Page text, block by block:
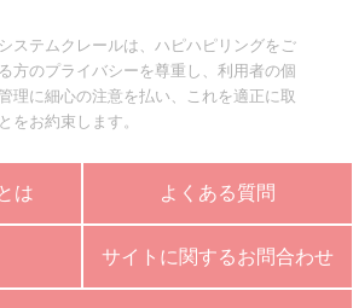
ステムクレールは、ハピハピリングをご
方のプライバシーを尊重し、利用者の個
理に細心の注意を払い、これを適正に取
をお約束します。
は よくある質問
サイトに関するお問合わせ